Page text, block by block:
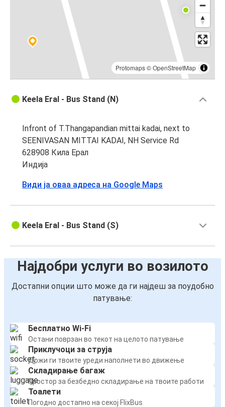
Protomaps©OpenStreetMap
Keela Eral - Bus Stand (N)
Infront of T.Thangapandian mittai kadai, next to
SEENIVASAN MITTAI KADAI, NH Service Rd
628908 Кила Ерал
Индија
Види ја оваа адреса на Google Maps
Keela Eral - Bus Stand (S)
Најдобри услуги во возилото
Достапни опции што може да ги најдеш за поудобно
патување:
Бесплатно Wi-Fi
Остани поврзан во текот на целото патување
Приклучоци за струја
Држи ги твоите уреди наполнети во движење
Складирање багаж
Простор за безбедно складирање на твоите работи
Тоалети
Погодно достапно на секој FlixBus